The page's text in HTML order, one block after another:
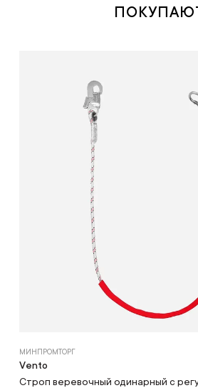
МИНПРОМТОРГ
Vento
Строп веревочный одинарный с